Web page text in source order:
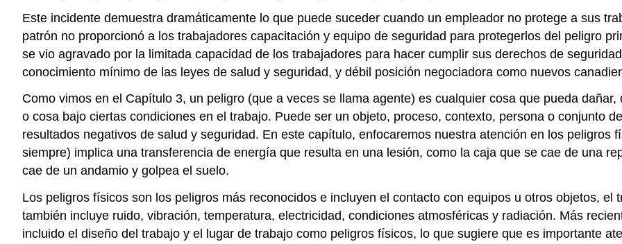
Este incidente demuestra dramáticamente lo que puede suceder cuando un empleador no protege a sus
patrón no proporcionó a los trabajadores capacitación y equipo de seguridad para protegerlos del peligro
se vio agravado por la limitada capacidad de los trabajadores para hacer cumplir sus derechos de
conocimiento mínimo de las leyes de salud y seguridad, y débil posición negociadora como nuevos
Como vimos en el Capítulo 3, un peligro (que a veces se llama agente) es cualquier cosa que pueda
o cosa bajo ciertas condiciones en el trabajo. Puede ser un objeto, proceso, contexto, persona o conjunto
resultados negativos de salud y seguridad. En este capítulo, enfocaremos nuestra atención en los peligros
siempre) implica una transferencia de energía que resulta en una lesión, como la caja que se cae de una
cae de un andamio y golpea el suelo.
Los peligros físicos son los peligros más reconocidos e incluyen el contacto con equipos u otros objetos,
también incluye ruido, vibración, temperatura, electricidad, condiciones atmosféricas y radiación. Más
incluido el diseño del trabajo y el lugar de trabajo como peligros físicos, lo que sugiere que es importante